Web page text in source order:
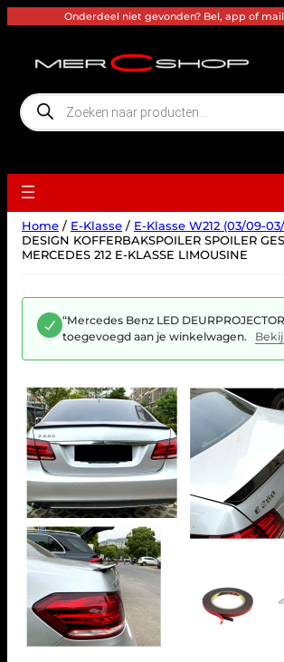
Onderdeel niet gevonden? Bel, app of
P
r
o
n
o
e
k
e
n
Home / E-Klasse / E-Klasse W212 (03/09-
DESIGN KOFFERBAKSPOILER SPOILER
MERCEDES 212 E-KLASSE LIMOUSINE
“Mercedes Benz LED
toegevoegd aan je winkelwagen.